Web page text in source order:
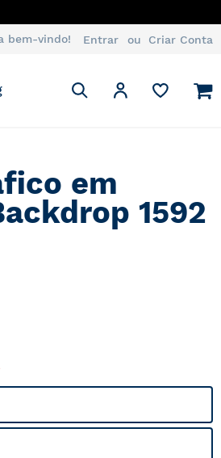
bem-vindo! Entrar Criar Conta
Pesquisa
Pesquisa
Minha Conta
em
1592